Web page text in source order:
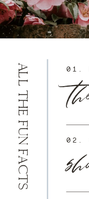
01.
02.
ALL THE FUN FACTS